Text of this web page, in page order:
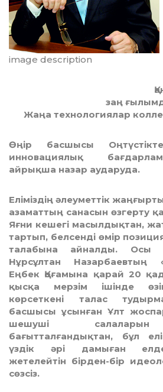
image description
заң
Жаңа технологиялар
Өңір басшысы
инновациялық
айрықша назар аударуда.
Еліміздің әлеуметтік
азаматтың санасын өзгерту
Яғни кешегі масылдықтан,
тартып, белсенді өмір
талабына айналды. Осы
Нұрсұлтан Назарбаевтың
Еңбек Қоғамына қарай 20
қысқа мерзім ішінде
көрсеткені талас
басшысы ұсынған Ұлт
шешуші салаларын
бағытталғандықтан, бұл
үздік әрі дамыған
жетелейтін бірден-бір
сөзсіз.